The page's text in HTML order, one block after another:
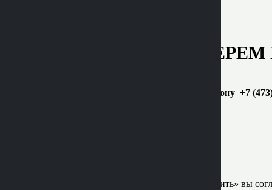
Позвоните по телефону +7
Нажимая кнопку «Отправить» вы